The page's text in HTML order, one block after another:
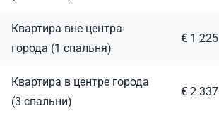
Квартира вне центра
города (1 спальня)
€ 1 225
Квартира в центре города
(3 спальни)
€ 2 337